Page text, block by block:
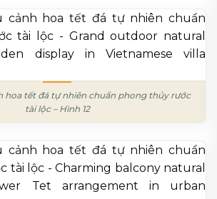
hoa tết đá tự nhiên chuẩn phong thủy rước
tài lộc – Hình 12